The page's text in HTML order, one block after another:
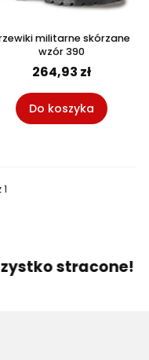
militarne skórzane
wzór 390
264,93 zł
Do koszyka
1
stracone!